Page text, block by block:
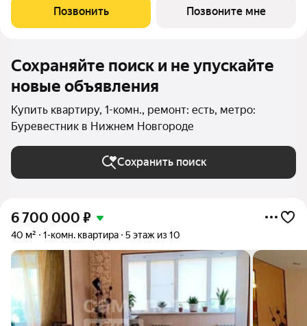
кв.м. Все окна выходят на одну сторону. В квартире один
балкон, один совмещенный
Позвонить Позвоните мне
Сохраняйте поиск и не упускайте
новые объявления
Купить квартиру, 1-комн., ремонт: есть, метро:
Буревестник в Нижнем Новгороде
Сохранить поиск
6 700 000 ₽
40 м² 1-комн. квартира 5 этаж из 10